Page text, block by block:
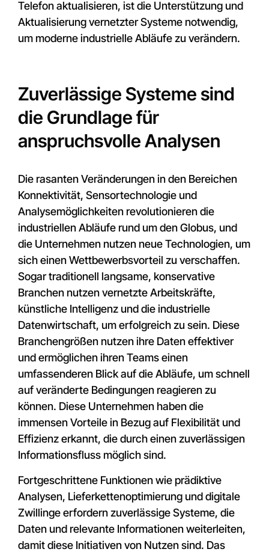
Telefon aktualisieren, ist die Unterstützung und
Aktualisierung vernetzter Systeme notwendig,
um moderne industrielle Abläufe zu verändern.
Zuverlässige Systeme sind
die Grundlage für
anspruchsvolle Analysen
Die rasanten Veränderungen in den Bereichen
Konnektivität, Sensortechnologie und
Analysemöglichkeiten revolutionieren die
industriellen Abläufe rund um den Globus, und
die Unternehmen nutzen neue Technologien, um
sich einen Wettbewerbsvorteil zu verschaffen.
Sogar traditionell langsame, konservative
Branchen nutzen vernetzte Arbeitskräfte,
künstliche Intelligenz und die industrielle
Datenwirtschaft, um erfolgreich zu sein. Diese
Branchengrößen nutzen ihre Daten effektiver
und ermöglichen ihren Teams einen
umfassenderen Blick auf die Abläufe, um schnell
auf veränderte Bedingungen reagieren zu
können. Diese Unternehmen haben die
immensen Vorteile in Bezug auf Flexibilität und
Effizienz erkannt, die durch einen zuverlässigen
Informationsfluss möglich sind.
Fortgeschrittene Funktionen wie prädiktive
Analysen, Lieferkettenoptimierung und digitale
Zwillinge erfordern zuverlässige Systeme, die
Daten und relevante Informationen weiterleiten,
damit diese Initiativen von Nutzen sind. Das